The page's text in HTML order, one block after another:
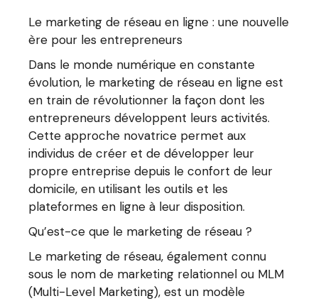
Le marketing de réseau en ligne : une nouvelle
ère pour les entrepreneurs
Dans le monde numérique en constante
évolution, le marketing de réseau en ligne est
en train de révolutionner la façon dont les
entrepreneurs développent leurs activités.
Cette approche novatrice permet aux
individus de créer et de développer leur
propre entreprise depuis le confort de leur
domicile, en utilisant les outils et les
plateformes en ligne à leur disposition.
Qu’est-ce que le marketing de réseau ?
Le marketing de réseau, également connu
sous le nom de marketing relationnel ou MLM
(Multi-Level Marketing), est un modèle